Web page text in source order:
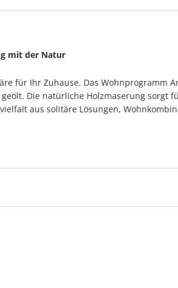
mit der Natur
für Ihr Zuhause. Das Wohnprogramm
Die natürliche Holzmaserung sorgt
aus solitäre Lösungen,